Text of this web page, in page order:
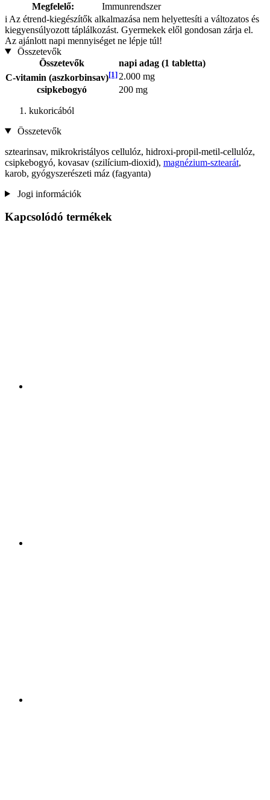
Megfelelő:
Immunrendszer
i Az étrend-kiegészítők alkalmazása nem helyettesíti a változatos és
kiegyensúlyozott táplálkozást. Gyermekek elől gondosan zárja el.
Az ajánlott napi mennyiséget ne lépje túl!
Összetevők
Összetevők
napi adag (1 tabletta)
C-vitamin (aszkorbinsav)[1] 2.000 mg
csipkebogyó
200 mg
kukoricából
Összetevők
sztearinsav, mikrokristályos cellulóz, hidroxi-propil-metil-cellulóz,
csipkebogyó, kovasav (szilícium-dioxid), magnézium-sztearát,
karob, gyógyszerészeti máz (fagyanta)
Jogi információk
Kapcsolódó termékek